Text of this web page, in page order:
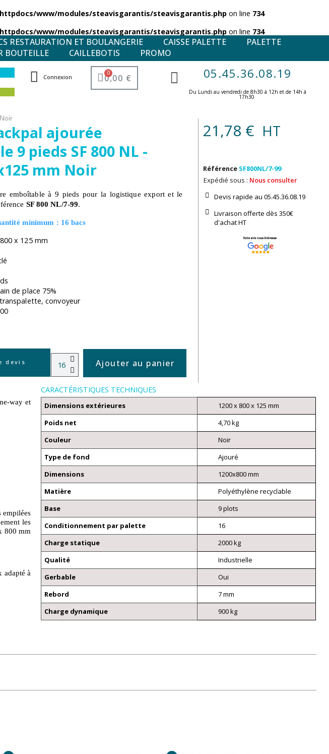
www/modules/steavisgarantis/steavisgarantis.php on line 734
www/modules/steavisgarantis/steavisgarantis.php on line 734
RESTAURATION ET BOULANGERIE CAISSE PALETTE
PALETTE
BOUTEILLE CAILLEBOTIS PROMO
Connexion 0,00 € 05.45.36.08.19
Du Lundi au vendredi de 8h30 à 12h et de 14h à
17h30 ​
ajourée
9 pieds SF 800 NL -
mm Noir
emboîtable à 9 pieds pour la logistique export et le
SF 800 NL/7-99.
minimum : 16 bacs
x 125 mm
de place 75%
convoyeur
devis Ajouter au panier
21,78 € HT
Référence SF800NL/7-99
Expédié sous : Nous consulter
Devis rapide au 05.45.36.08.19​
Livraison offerte dès 350€
d'achat​ HT
way et
empilées
les
800 mm
adapté à
CARACTÉRISTIQUES TECHNIQUES
Dimensions extérieures
1200 x 800 x 125 mm
Poids net
4,70 kg
Couleur
Noir
Type de fond
Ajouré
Dimensions
1200x800 mm
Matière
Polyéthylène recyclable
Base
9 plots
Conditionnement par palette
16
Charge statique
2000 kg
Qualité
Industrielle
Gerbable
Oui
Rebord
7 mm
Charge dynamique
900 kg